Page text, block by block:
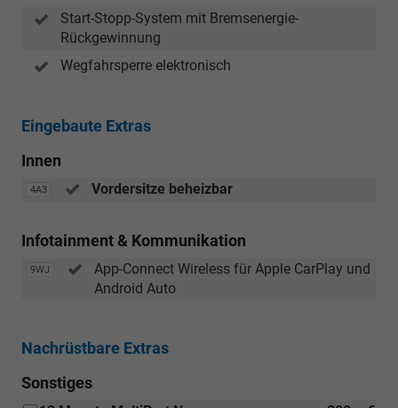
Start-Stopp-System mit Bremsenergie-
Rückgewinnung
Wegfahrsperre elektronisch
Eingebaute Extras
Innen
4A3 Vordersitze beheizbar
Infotainment & Kommunikation
9WJ
App-Connect Wireless für Apple CarPlay und
Android Auto
Nachrüstbare Extras
Sonstiges